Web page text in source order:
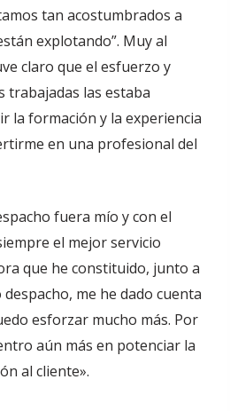
tan acostumbrados a
explotando”. Muy al
claro que el esfuerzo y
trabajadas las estaba
la formación y la experiencia
en una profesional del
fuera mío y con el
el mejor servicio
que he constituido, junto a
me he dado cuenta
esforzar mucho más. Por
aún más en potenciar la
al cliente».